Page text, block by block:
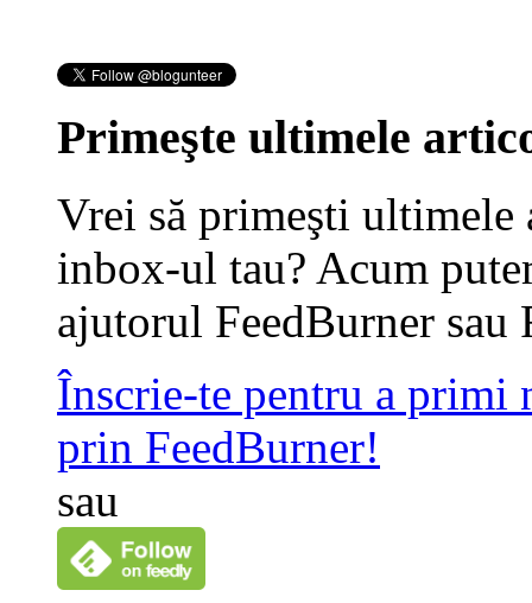
Primeşte ultimele
Vrei să primeşti
inbox-ul tau? Acum
ajutorul FeedBurner sau
Înscrie-te pentru a primi
prin FeedBurner!
sau